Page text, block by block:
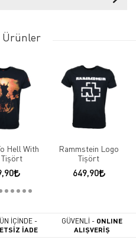
Ürünler
Hell With
Tişört
Rammstein Logo
Tişört
649,90
İÇİNDE -
İADE
GÜVENLİ - ONLINE
ALIŞVERİŞ